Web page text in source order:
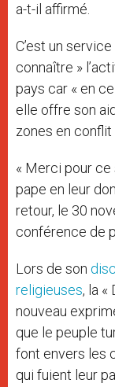
a-t-il affirmé.
C’est un
connaître »
pays car « en
elle offre son
zones en conflit
« Merci pour ce
pape en leur
retour, le 30
conférence de
Lors de son
religieuses, la «
nouveau
que le peuple
font envers les
qui fuient leur